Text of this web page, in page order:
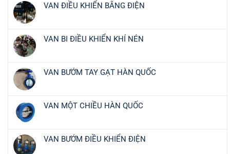
VAN ĐIỀU KHIỂN BẰNG ĐIỆN
VAN BI ĐIỀU KHIỂN KHÍ NÉN
VAN BƯỚM TAY GẠT HÀN QUỐC
VAN MỘT CHIỀU HÀN QUỐC
VAN BƯỚM ĐIỀU KHIỂN ĐIỆN